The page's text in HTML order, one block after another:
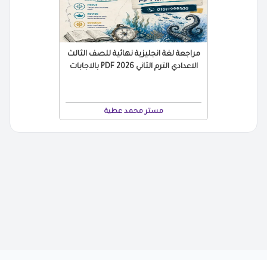
مراجعة لغة انجليزية نهائية للصف الثالث
الاعدادي الترم الثاني 2026 PDF بالاجابات
مستر محمد عطية